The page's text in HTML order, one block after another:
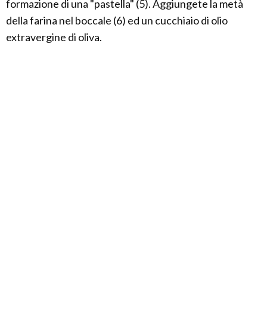
formazione di una "pastella" (5). Aggiungete la metà
della farina nel boccale (6) ed un cucchiaio di olio
extravergine di oliva.